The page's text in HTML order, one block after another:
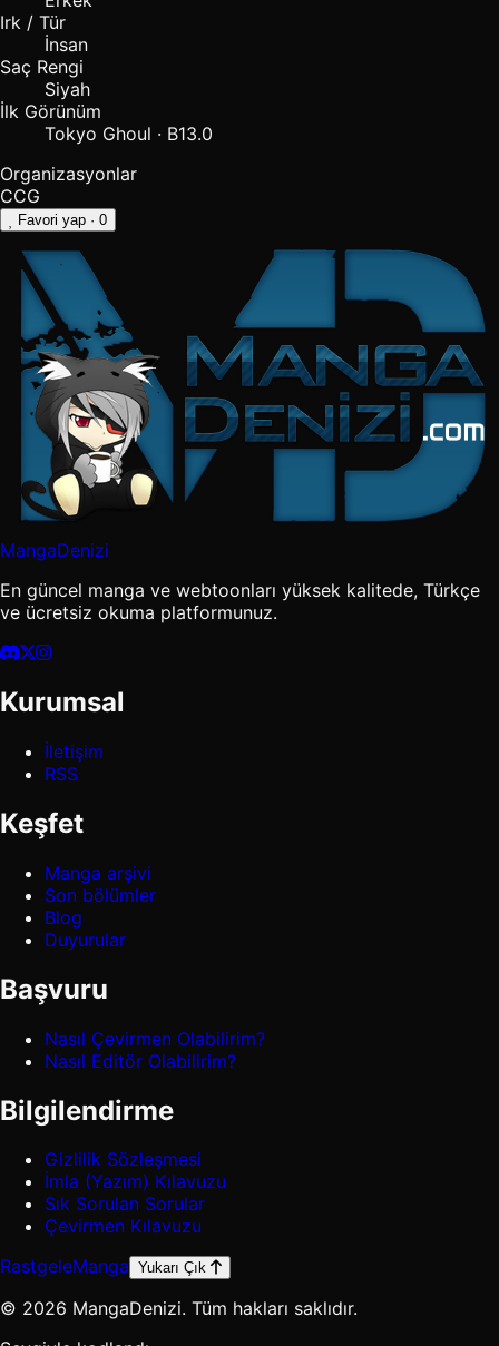
Irk / Tür
İnsan
Saç Rengi
Siyah
İlk Görünüm
Tokyo Ghoul · B13.0
Organizasyonlar
CCG
Favori yap · 0
MangaDenizi
En güncel manga ve webtoonları yüksek kalitede, Türkçe
ve ücretsiz okuma platformunuz.
Kurumsal
İletişim
RSS
Keşfet
Manga arşivi
Son bölümler
Blog
Duyurular
Başvuru
Nasıl Çevirmen Olabilirim?
Nasıl Editör Olabilirim?
Bilgilendirme
Gizlilik Sözleşmesi
İmla (Yazım) Kılavuzu
Sık Sorulan Sorular
Çevirmen Kılavuzu
RastgeleManga Yukarı Çık
© 2026 MangaDenizi. Tüm hakları saklıdır.